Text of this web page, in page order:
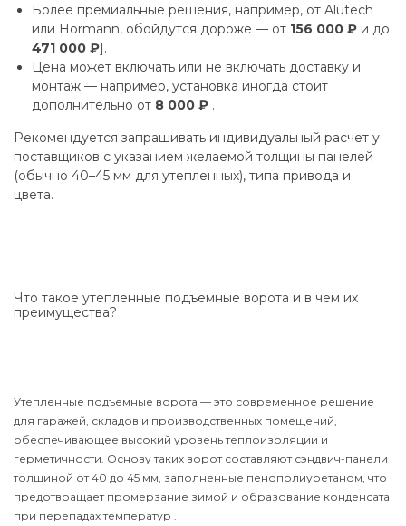
Более премиальные решения, например, от Alutech
или Hormann, обойдутся дороже — от 156 000 ₽ и до
471 000 ₽].
Цена может включать или не включать доставку и
монтаж — например, установка иногда стоит
дополнительно от 8 000 ₽ .
Рекомендуется запрашивать индивидуальный расчет у
поставщиков с указанием желаемой толщины панелей
(обычно 40–45 мм для утепленных), типа привода и
цвета.
Что такое утепленные подъемные ворота и в чем их
преимущества?
Утепленные подъемные ворота — это современное решение
для гаражей, складов и производственных помещений,
обеспечивающее высокий уровень теплоизоляции и
герметичности. Основу таких ворот составляют сэндвич-панели
толщиной от 40 до 45 мм, заполненные пенополиуретаном, что
предотвращает промерзание зимой и образование конденсата
при перепадах температур .